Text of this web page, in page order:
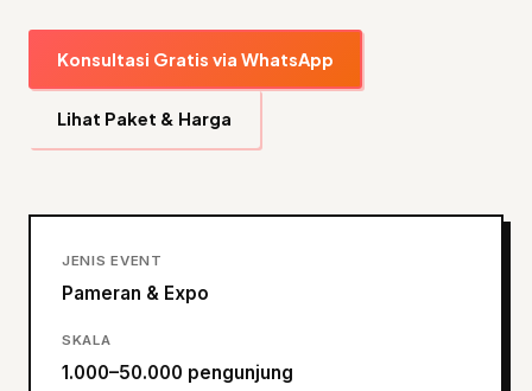
Konsultasi Gratis via WhatsApp
Lihat Paket & Harga
JENIS EVENT
Pameran & Expo
SKALA
1.000–50.000 pengunjung